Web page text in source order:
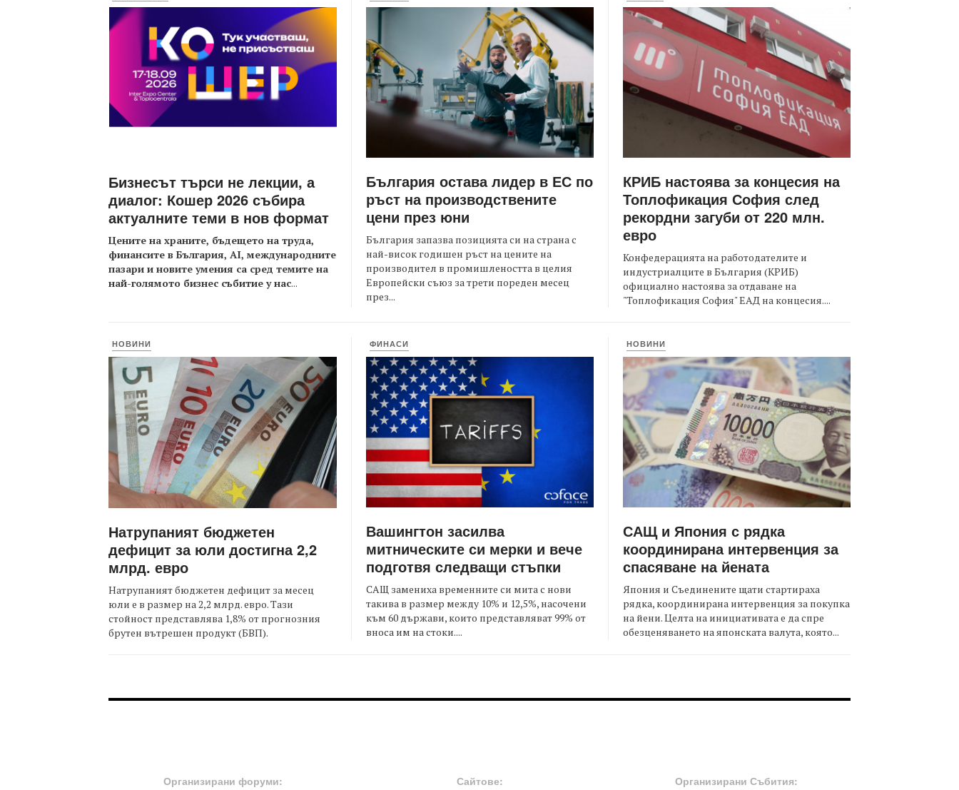
Бизнесът търси не лекции, а
диалог: Кошер 2026 събира
актуалните теми в нов формат
Цените на храните, бъдещето на труда,
финансите в България, AI, международните
пазари и новите умения са сред темите на
най-голямото бизнес събитие у нас...
България остава лидер в ЕС по
ръст на производствените
цени през юни
България запазва позицията си на страна с
най-висок годишен ръст на цените на
производител в промишлеността в целия
Европейски съюз за трети пореден месец
през...
КРИБ настоява за концесия на
Топлофикация София след
рекордни загуби от 220 млн.
евро
Конфедерацията на работодателите и
индустриалците в България (КРИБ)
официално настоява за отдаване на
"Топлофикация София" ЕАД на концесия....
НОВИНИ
Натрупаният бюджетен
дефицит за юли достигна 2,2
млрд. евро
Натрупаният бюджетен дефицит за месец
юли е в размер на 2,2 млрд. евро. Тази
стойност представлява 1,8% от прогнозния
брутен вътрешен продукт (БВП).
ФИНАСИ
Вашингтон засилва
митническите си мерки и вече
подготвя следващи стъпки
САЩ замениха временните си мита с нови
такива в размер между 10% и 12,5%, насочени
към 60 държави, които представляват 99% от
вноса им на стоки....
НОВИНИ
САЩ и Япония с рядка
координирана интервенция за
спасяване на йената
Япония и Съединените щати стартираха
рядка, координирана интервенция за покупка
на йени. Целта на инициативата е да спре
обезценяването на японската валута, която...
Организирани форуми: Сайтове: Организирани Събития: